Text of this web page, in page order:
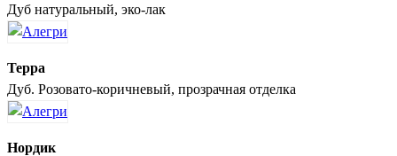
Дуб натуральный, эко-лак
Терра
Дуб. Розовато-коричневый, прозрачная отделка
Нордик